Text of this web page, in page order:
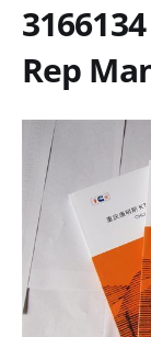
Rep